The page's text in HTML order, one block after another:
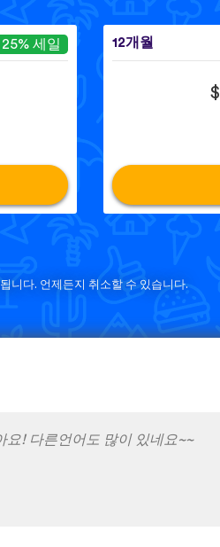
25% 세일 12개월
$
니다. 언제든지 취소할 수 있습니다.
시간중 이게 제일 재밌어요